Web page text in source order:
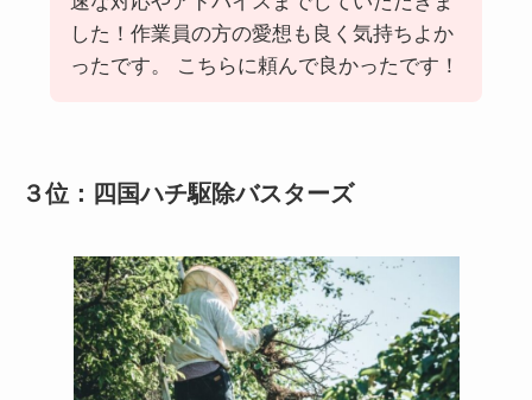
した！作業員の方の愛想も良く気持ちよか
ったです。 こちらに頼んで良かったです！
３位：四国ハチ駆除バスターズ